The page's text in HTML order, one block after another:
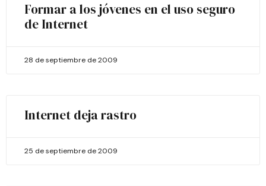
Formar a los jóvenes en el uso seguro
de Internet
28 de septiembre de 2009
Internet deja rastro
25 de septiembre de 2009